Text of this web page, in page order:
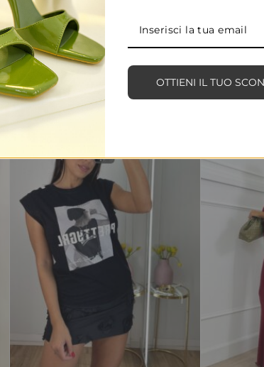
PRODOTTI CORRELATI
-67%
OTTIENI IL TUO